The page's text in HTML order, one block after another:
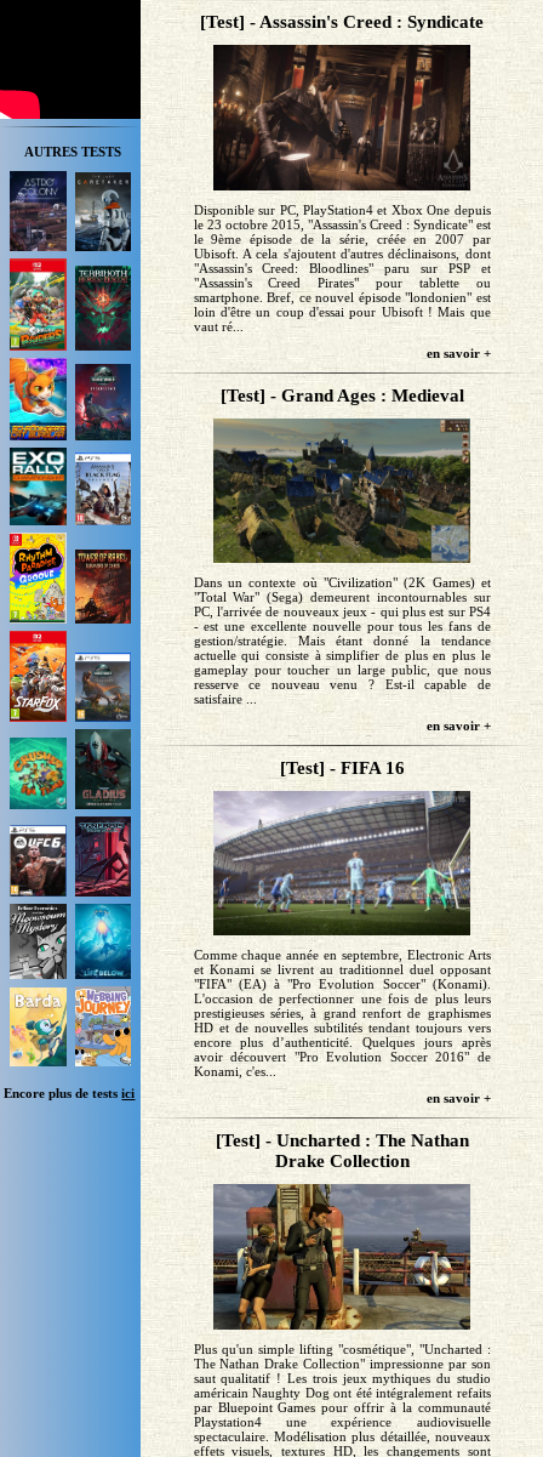
AUTRES TESTS
Encore plus de testsici
[Test] - Assassin's Creed : Syndicate
Disponible sur PC, PlayStation4 et Xbox One depuis
le 23 octobre 2015, "Assassin's Creed : Syndicate" est
le 9ème épisode de la série, créée en 2007 par
Ubisoft. A cela s'ajoutent d'autres déclinaisons, dont
"Assassin's Creed: Bloodlines" paru sur PSP et
"Assassin's Creed Pirates" pour tablette ou
smartphone. Bref, ce nouvel épisode "londonien" est
loin d'être un coup d'essai pour Ubisoft ! Mais que
vaut ré...
en savoir +
[Test] - Grand Ages : Medieval
Dans un contexte où "Civilization" (2K Games) et
"Total War" (Sega) demeurent incontournables sur
PC, l'arrivée de nouveaux jeux - qui plus est sur PS4
- est une excellente nouvelle pour tous les fans de
gestion/stratégie. Mais étant donné la tendance
actuelle qui consiste à simplifier de plus en plus le
gameplay pour toucher un large public, que nous
resserve ce nouveau venu ? Est-il capable de
satisfaire ...
en savoir +
[Test] - FIFA 16
Comme chaque année en septembre, Electronic Arts
et Konami se livrent au traditionnel duel opposant
"FIFA" (EA) à "Pro Evolution Soccer" (Konami).
L'occasion de perfectionner une fois de plus leurs
prestigieuses séries, à grand renfort de graphismes
HD et de nouvelles subtilités tendant toujours vers
encore plus d’authenticité. Quelques jours après
avoir découvert "Pro Evolution Soccer 2016" de
Konami, c'es...
en savoir +
[Test] - Uncharted : The Nathan
Drake Collection
Plus qu'un simple lifting "cosmétique", "Uncharted :
The Nathan Drake Collection" impressionne par son
saut qualitatif ! Les trois jeux mythiques du studio
américain Naughty Dog ont été intégralement refaits
par Bluepoint Games pour offrir à la communauté
Playstation4 une expérience audiovisuelle
spectaculaire. Modélisation plus détaillée, nouveaux
effets visuels, textures HD, les changements sont